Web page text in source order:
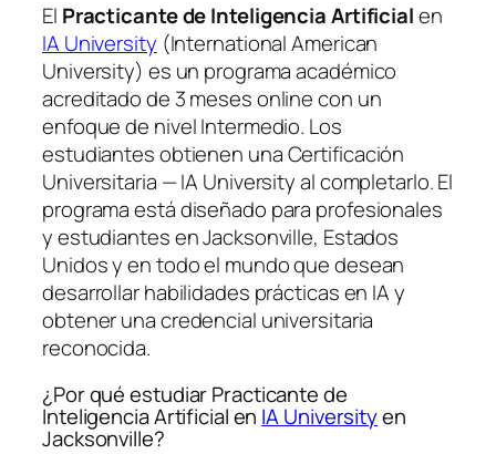
El Practicante de Inteligencia Artificialen
IA University (International American
University) es un programa académico
acreditado de 3 meses online con un
enfoque de nivel Intermedio. Los
estudiantes obtienen unaCertificación
Universitaria — IA Universityal completarlo. El
programa está diseñado para profesionales
y estudiantes en Jacksonville, Estados
Unidos y en todo el mundo que desean
desarrollar habilidades prácticas en IA y
obtener una credencial universitaria
reconocida.
¿Por qué estudiar Practicante de
Inteligencia Artificial en IA Universityen
Jacksonville?